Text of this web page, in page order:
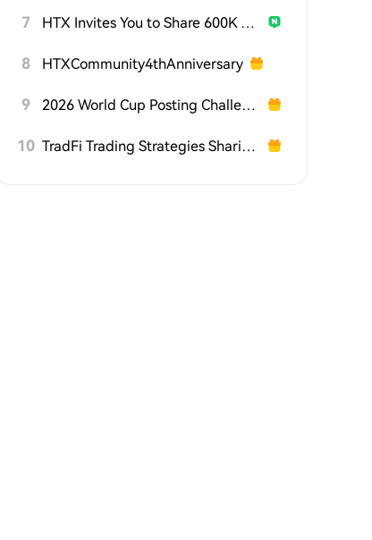
7 HTX Invites You to Share 600K USDT in Gift Packs
8 HTXCommunity4thAnniversary
9 2026 World Cup Posting Challenge on HTX Square
10 TradFi Trading Strategies Sharing Challenge